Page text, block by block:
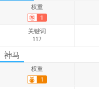
关键词
0
权重
关键词
112
关键词
93
神马
权重